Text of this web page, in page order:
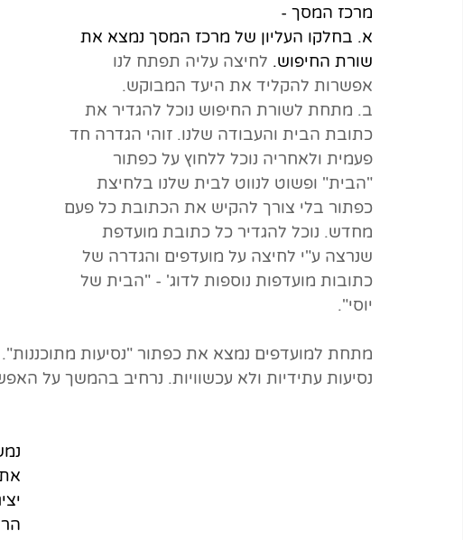
מרכז המסך -
א. בחלקו העליון של מרכז המסך נמצא את
שורת החיפוש. לחיצה עליה תפתח לנו
אפשרות להקליד את היעד המבוקש.
ב. מתחת לשורת החיפוש נוכל להגדיר את
כתובת הבית והעבודה שלנו. זוהי הגדרה חד
פעמית ולאחריה נוכל ללחוץ על כפתור
"הבית" ופשוט לנווט לבית שלנו בלחיצת
כפתור בלי צורך להקיש את הכתובת כל פעם
מחדש. נוכל להגדיר כל כתובת מועדפת
שנרצה ע"י לחיצה על מועדפים והגדרה של
כתובות מועדפות נוספות לדוג' - "הבית של
יוסי".
מתחת למועדפים נמצא את כפתור "נסיעות
נסיעות עתידיות ולא עכשוויות. נרחיב בהמשך על